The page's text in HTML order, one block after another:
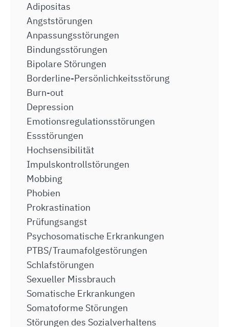
Adipositas
Angststörungen
Anpassungsstörungen
Bindungsstörungen
Bipolare Störungen
Borderline-Persönlichkeitsstörung
Burn-out
Depression
Emotionsregulationsstörungen
Essstörungen
Hochsensibilität
Impulskontrollstörungen
Mobbing
Phobien
Prokrastination
Prüfungsangst
Psychosomatische Erkrankungen
PTBS/Traumafolgestörungen
Schlafstörungen
Sexueller Missbrauch
Somatische Erkrankungen
Somatoforme Störungen
Störungen des Sozialverhaltens